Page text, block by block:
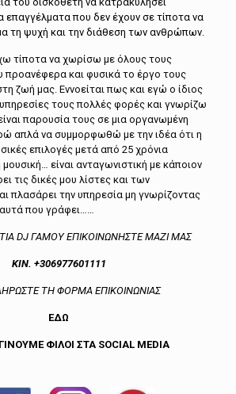
επαγγέλματα που δεν έχουν σε τίποτα να
τη ψυχή και την διάθεση των ανθρώπων.
τίποτα να χωρίσω με όλους τους
προανέφερα και φυσικά το έργο τους
ζωή μας. Εννοείται πως και εγώ ο ίδιος
τους πολλές φορές και γνωρίζω
παρουσία τους σε μια οργανωμένη
απλά να συμμορφωθώ με την ιδέα ότι η
επιλογές μετά από 25 χρόνια
είναι ανταγωνιστική με κάποιον
τις δικές μου λίστες και των
πλασάρει την υπηρεσία μη γνωρίζοντας
που γράφει……
DJ ΓΑΜΟΥ ΕΠΙΚΟΙΝΩΝΗΣΤΕ ΜΑΖΙ ΜΑΣ
ΚΙΝ. +306977601111
ΤΗ ΦΟΡΜΑ ΕΠΙΚΟΙΝΩΝΙΑΣ
ΕΔΩ
ΦΙΛΟΙ ΣΤΑ SOCIAL MEDIA